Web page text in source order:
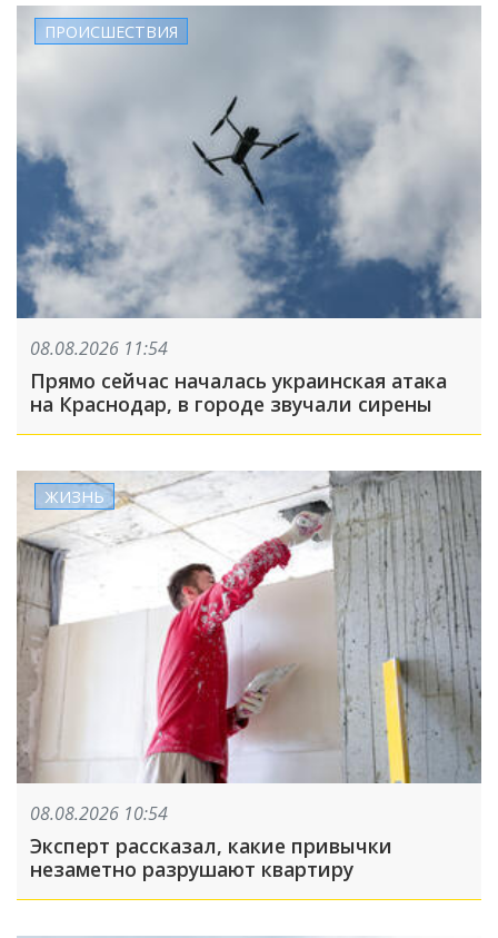
ПРОИСШЕСТВИЯ
08.08.2026 11:54
Прямо сейчас началась украинская атака
на Краснодар, в городе звучали сирены
ЖИЗНЬ
08.08.2026 10:54
Эксперт рассказал, какие привычки
незаметно разрушают квартиру